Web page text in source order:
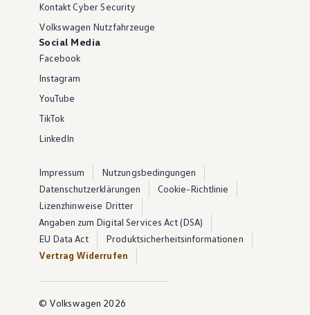
Kontakt Cyber Security
Volkswagen Nutzfahrzeuge
Social Media
Facebook
Instagram
YouTube
TikTok
LinkedIn
Impressum
Nutzungsbedingungen
Datenschutzerklärungen
Cookie-Richtlinie
Lizenzhinweise Dritter
Angaben zum Digital Services Act (DSA)
EU Data Act
Produktsicherheitsinformationen
Vertrag Widerrufen
© Volkswagen 2026